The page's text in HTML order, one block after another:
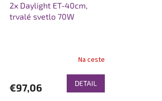
2x Daylight ET-40cm,
trvalé svetlo 70W
Na ceste
€97,06 DETAIL